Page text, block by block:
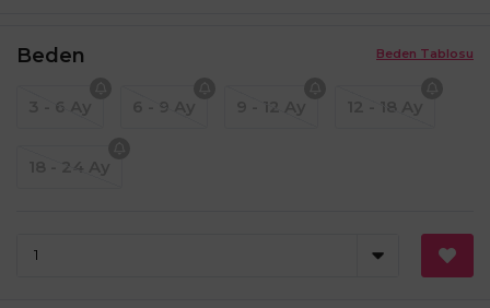
Beden Tablosu
Beden